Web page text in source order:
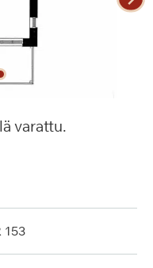
varattu.
153